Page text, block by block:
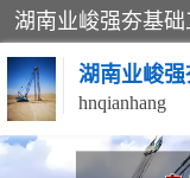
湖南业峻
hnqianhang